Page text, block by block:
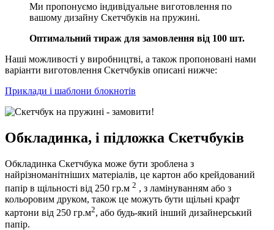
Ми пропонуємо індивідуальне виготовлення по
вашому дизайну Скетчбуків на пружині.
Оптимальний тираж для замовлення від 100 шт.
Наші можливості у виробництві, а також пропоновані нами
варіанти виготовлення Скетчбуків описані нижче:
Приклади і шаблони блокнотів
Обкладинка, і підложка Скетчбуків
Обкладинка Скетчбука може бути зроблена з
найрізноманітніших матеріалів, це картон або крейдований
папір в щільності від 250 гр.м 2 , з ламінуванням або з
кольоровим друком, також це можуть бути щільні крафт
картони від 250 гр.м2, або будь-який інший дизайнерський
папір.